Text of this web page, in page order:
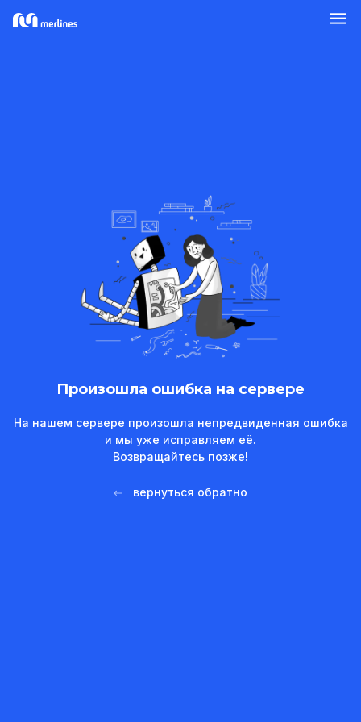
Произошла ошибка на сервере
На нашем сервере произошла непредвиденная ошибка
и мы уже исправляем её.
Возвращайтесь позже!
вернуться обратно